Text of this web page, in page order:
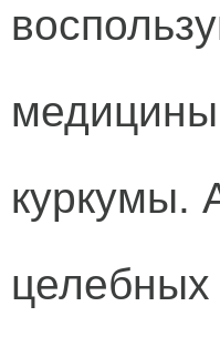
куркумы.
целебных